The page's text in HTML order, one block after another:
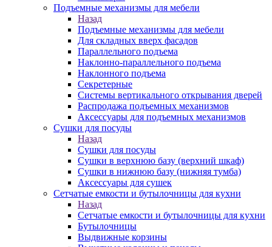
Подъемные механизмы для мебели
Назад
Подъемные механизмы для мебели
Для складных вверх фасадов
Параллельного подъема
Наклонно-параллельного подъема
Наклонного подъема
Секретерные
Системы вертикального открывания дверей
Распродажа подъемных механизмов
Аксессуары для подъемных механизмов
Сушки для посуды
Назад
Сушки для посуды
Сушки в верхнюю базу (верхний шкаф)
Сушки в нижнюю базу (нижняя тумба)
Аксессуары для сушек
Сетчатые емкости и бутылочницы для кухни
Назад
Сетчатые емкости и бутылочницы для кухни
Бутылочницы
Выдвижные корзины